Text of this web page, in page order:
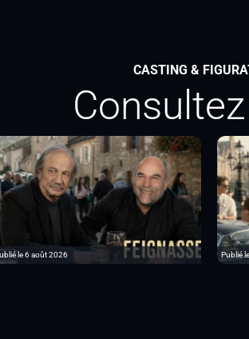
CASTING &
le 6 août 2026 Publié